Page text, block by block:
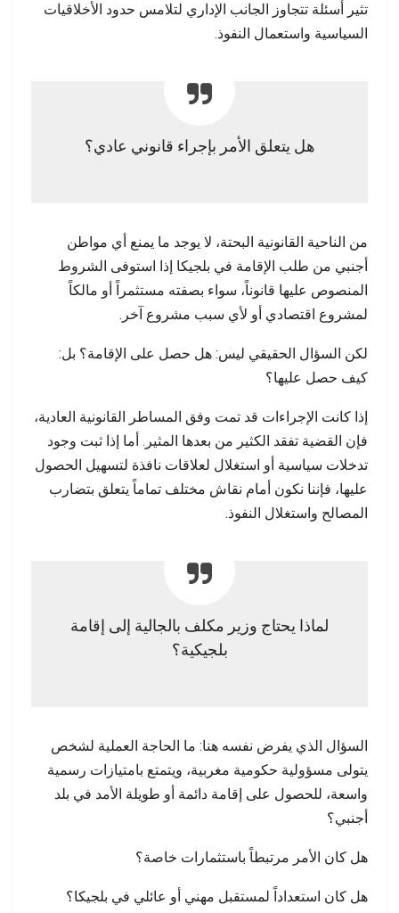
تثير أسئلة تتجاوز الجانب الإداري لتلامس حدود الأخلاقيات
السياسية واستعمال النفوذ.
هل يتعلق الأمر بإجراء قانوني عادي؟
من الناحية القانونية البحتة، لا يوجد ما يمنع أي مواطن
أجنبي من طلب الإقامة في بلجيكا إذا استوفى الشروط
المنصوص عليها قانوناً، سواء بصفته مستثمراً أو مالكاً
لمشروع اقتصادي أو لأي سبب مشروع آخر.
لكن السؤال الحقيقي ليس: هل حصل على الإقامة؟ بل:
كيف حصل عليها؟
إذا كانت الإجراءات قد تمت وفق المساطر القانونية العادية،
فإن القضية تفقد الكثير من بعدها المثير. أما إذا ثبت وجود
تدخلات سياسية أو استغلال لعلاقات نافذة لتسهيل الحصول
عليها، فإننا نكون أمام نقاش مختلف تماماً يتعلق بتضارب
المصالح واستغلال النفوذ.
لماذا يحتاج وزير مكلف بالجالية إلى إقامة
بلجيكية؟
السؤال الذي يفرض نفسه هنا: ما الحاجة العملية لشخص
يتولى مسؤولية حكومية مغربية، ويتمتع بامتيازات رسمية
واسعة، للحصول على إقامة دائمة أو طويلة الأمد في بلد
أجنبي؟
هل كان الأمر مرتبطاً باستثمارات خاصة؟
هل كان استعداداً لمستقبل مهني أو عائلي في بلجيكا؟